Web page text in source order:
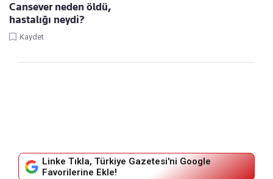
Cansever neden öldü,
hastalığı neydi?
Kaydet
Linke Tıkla, Türkiye Gazetesi'ni Google
Favorilerine Ekle!